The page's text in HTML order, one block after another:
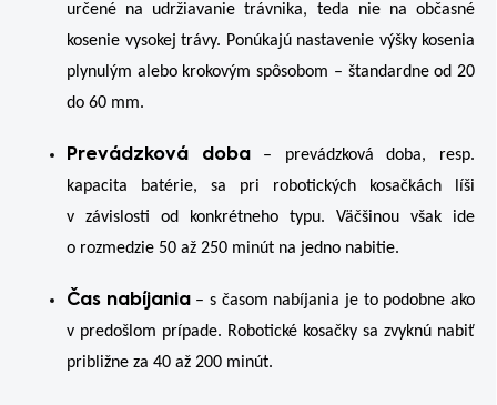
určené na udržiavanie trávnika, teda nie na občasné
kosenie vysokej trávy. Ponúkajú nastavenie výšky kosenia
plynulým alebo krokovým spôsobom – štandardne od 20
do 60 mm.
Prevádzková doba– prevádzková doba, resp.
kapacita batérie, sa pri robotických kosačkách líši
v závislosti od konkrétneho typu. Väčšinou však ide
o rozmedzie 50 až 250 minút na jedno nabitie.
Čas nabíjania– s časom nabíjania je to podobne ako
v predošlom prípade. Robotické kosačky sa zvyknú nabiť
približne za 40 až 200 minút.